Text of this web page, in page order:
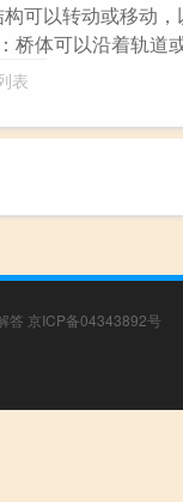
可以转动或移动
桥体可以沿着轨道
表
答 京ICP备04343892号